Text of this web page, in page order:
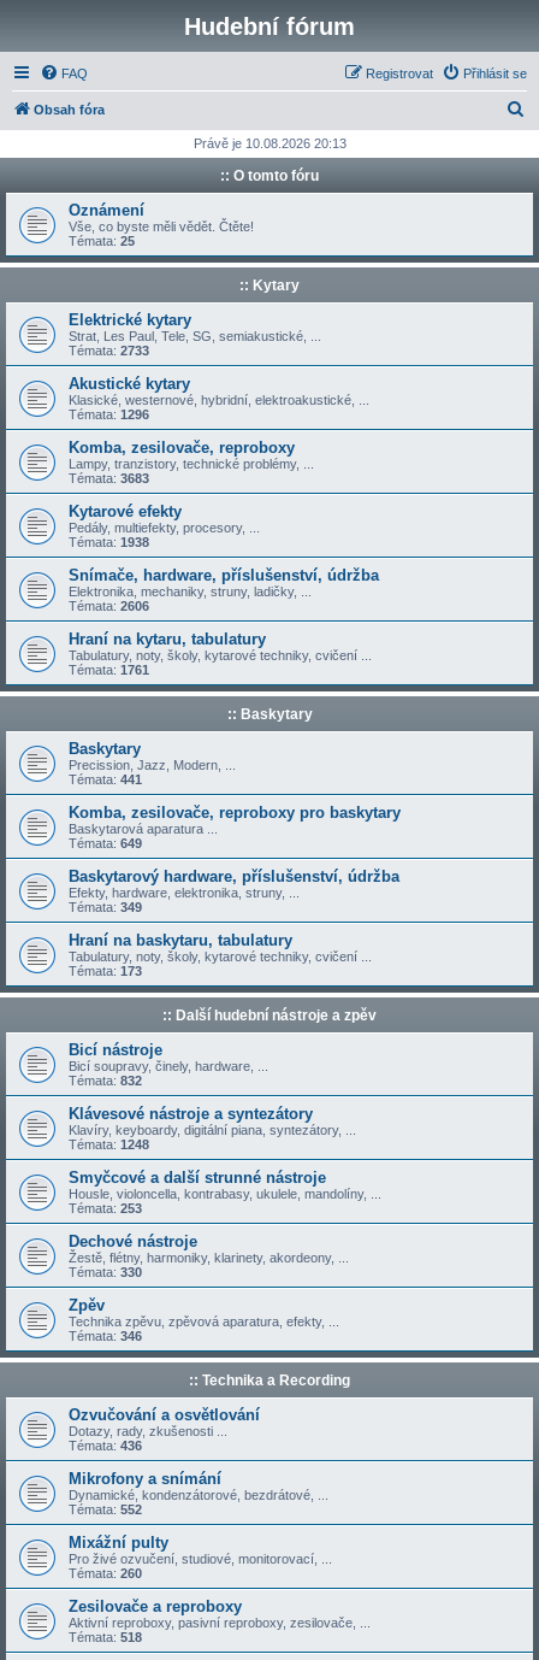
Hudební fórum
FAQ Přihlásit se
Registrovat
Obsah fóra
d
t
Právě je 10.08.2026 20:13
:: O tomto fóru
Oznámení
Vše, co byste měli vědět. Čtěte!
Témata: 25
:: Kytary
Elektrické kytary
Strat, Les Paul, Tele, SG, semiakustické, ...
Témata: 2733
Akustické kytary
Klasické, westernové, hybridní, elektroakustické, ...
Témata: 1296
Komba, zesilovače, reproboxy
Lampy, tranzistory, technické problémy, ...
Témata: 3683
Kytarové efekty
Pedály, multiefekty, procesory, ...
Témata: 1938
Snímače, hardware, příslušenství, údržba
Elektronika, mechaniky, struny, ladičky, ...
Témata: 2606
Hraní na kytaru, tabulatury
Tabulatury, noty, školy, kytarové techniky, cvičení ...
Témata: 1761
:: Baskytary
Baskytary
Precission, Jazz, Modern, ...
Témata: 441
Komba, zesilovače, reproboxy pro baskytary
Baskytarová aparatura ...
Témata: 649
Baskytarový hardware, příslušenství, údržba
Efekty, hardware, elektronika, struny, ...
Témata: 349
Hraní na baskytaru, tabulatury
Tabulatury, noty, školy, kytarové techniky, cvičení ...
Témata: 173
:: Další hudební nástroje a zpěv
Bicí nástroje
Bicí soupravy, činely, hardware, ...
Témata: 832
Klávesové nástroje a syntezátory
Klavíry, keyboardy, digitální piana, syntezátory, ...
Témata: 1248
Smyčcové a další strunné nástroje
Housle, violoncella, kontrabasy, ukulele, mandolíny, ...
Témata: 253
Dechové nástroje
Žestě, flétny, harmoniky, klarinety, akordeony, ...
Témata: 330
Zpěv
Technika zpěvu, zpěvová aparatura, efekty, ...
Témata: 346
:: Technika a Recording
Ozvučování a osvětlování
Dotazy, rady, zkušenosti ...
Témata: 436
Mikrofony a snímání
Dynamické, kondenzátorové, bezdrátové, ...
Témata: 552
Mixážní pulty
Pro živé ozvučení, studiové, monitorovací, ...
Témata: 260
Zesilovače a reproboxy
Aktivní reproboxy, pasivní reproboxy, zesilovače, ...
Témata: 518